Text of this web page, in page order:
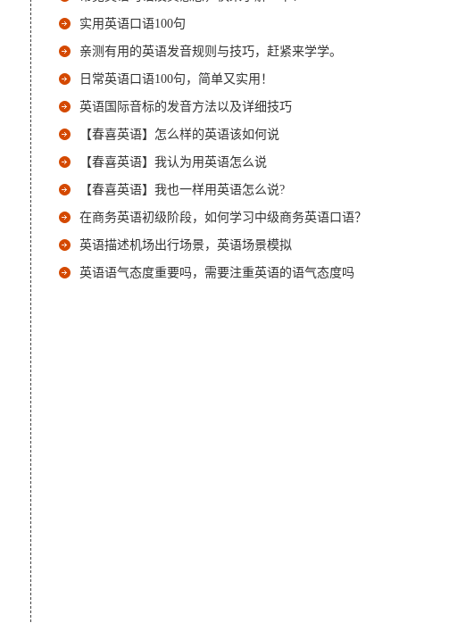
实用英语口语100句
亲测有用的英语发音规则与技巧，赶紧来学学。
日常英语口语100句，简单又实用！
英语国际音标的发音方法以及详细技巧
【春喜英语】怎么样的英语该如何说
【春喜英语】我认为用英语怎么说
【春喜英语】我也一样用英语怎么说?
在商务英语初级阶段，如何学习中级商务英语口语？
英语描述机场出行场景，英语场景模拟
英语语气态度重要吗，需要注重英语的语气态度吗